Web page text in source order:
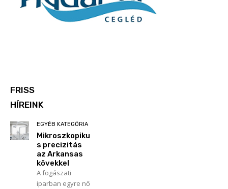
FRISS
HÍREINK
EGYÉB KATEGÓRIA
Mikroszkopiku
s precizitás
az Arkansas
kövekkel
A fogászati
iparban egyre nő